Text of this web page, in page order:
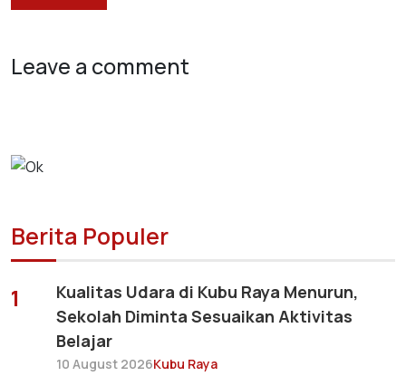
Leave a comment
Berita Populer
1
Kualitas Udara di Kubu Raya Menurun,
Sekolah Diminta Sesuaikan Aktivitas
Belajar
10 August 2026Kubu Raya